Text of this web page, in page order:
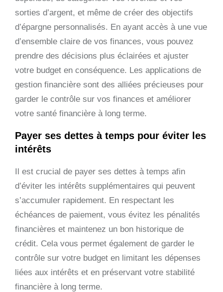
sorties d’argent, et même de créer des objectifs
d’épargne personnalisés. En ayant accès à une vue
d’ensemble claire de vos finances, vous pouvez
prendre des décisions plus éclairées et ajuster
votre budget en conséquence. Les applications de
gestion financière sont des alliées précieuses pour
garder le contrôle sur vos finances et améliorer
votre santé financière à long terme.
Payer ses dettes à temps pour éviter les
intérêts
Il est crucial de payer ses dettes à temps afin
d’éviter les intérêts supplémentaires qui peuvent
s’accumuler rapidement. En respectant les
échéances de paiement, vous évitez les pénalités
financières et maintenez un bon historique de
crédit. Cela vous permet également de garder le
contrôle sur votre budget en limitant les dépenses
liées aux intérêts et en préservant votre stabilité
financière à long terme.